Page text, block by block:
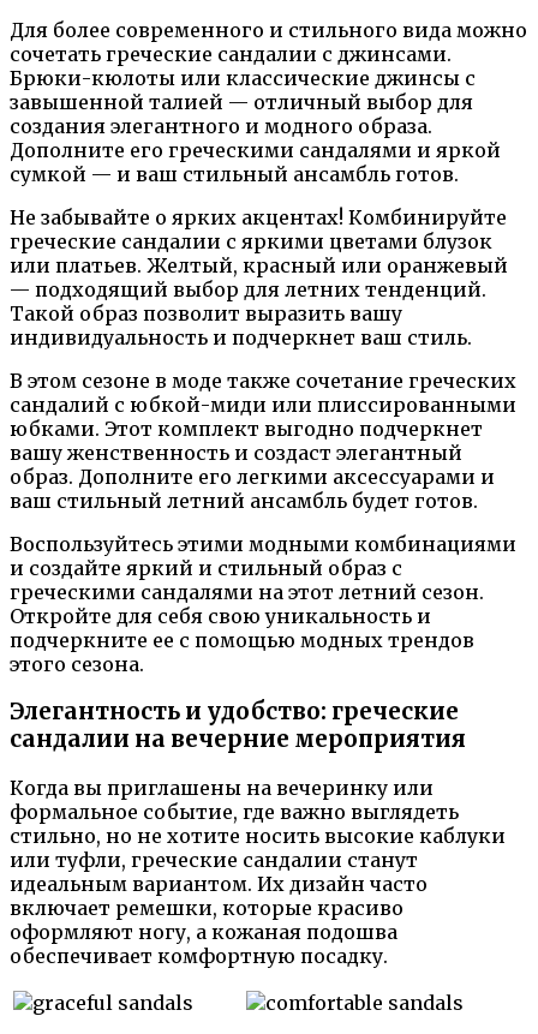
Для более современного и стильного вида можно
сочетать греческие сандалии с джинсами.
Брюки-кюлоты или классические джинсы с
завышенной талией — отличный выбор для
создания элегантного и модного образа.
Дополните его греческими сандалями и яркой
сумкой — и ваш стильный ансамбль готов.
Не забывайте о ярких акцентах! Комбинируйте
греческие сандалии с яркими цветами блузок
или платьев. Желтый, красный или оранжевый
— подходящий выбор для летних тенденций.
Такой образ позволит выразить вашу
индивидуальность и подчеркнет ваш стиль.
В этом сезоне в моде также сочетание греческих
сандалий с юбкой-миди или плиссированными
юбками. Этот комплект выгодно подчеркнет
вашу женственность и создаст элегантный
образ. Дополните его легкими аксессуарами и
ваш стильный летний ансамбль будет готов.
Воспользуйтесь этими модными комбинациями
и создайте яркий и стильный образ с
греческими сандалями на этот летний сезон.
Откройте для себя свою уникальность и
подчеркните ее с помощью модных трендов
этого сезона.
Элегантность и удобство: греческие
сандалии на вечерние мероприятия
Когда вы приглашены на вечеринку или
формальное событие, где важно выглядеть
стильно, но не хотите носить высокие каблуки
или туфли, греческие сандалии станут
идеальным вариантом. Их дизайн часто
включает ремешки, которые красиво
оформляют ногу, а кожаная подошва
обеспечивает комфортную посадку.